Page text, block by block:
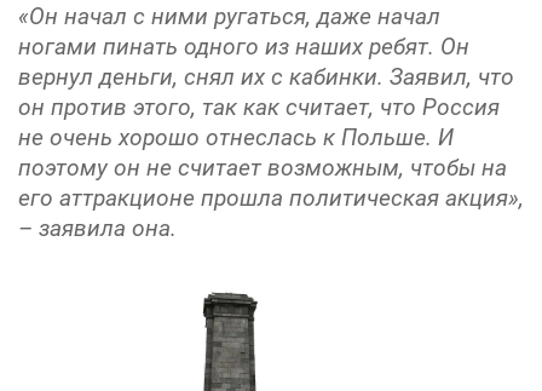
«Он начал с ними ругаться, даже начал
ногами пинать одного из наших ребят. Он
вернул деньги, снял их с кабинки. Заявил, что
он против этого, так как считает, что Россия
не очень хорошо отнеслась к Польше. И
поэтому он не считает возможным, чтобы на
его аттракционе прошла политическая акция»,
– заявила она.